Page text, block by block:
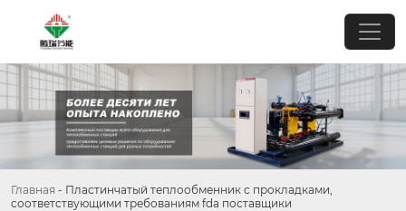
Главная - Пластинчатый теплообменник с прокладками,
соответствующими требованиям fda поставщики